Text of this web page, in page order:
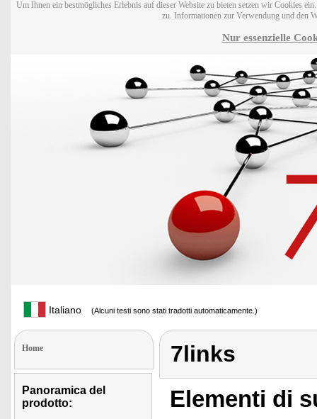
Um Ihnen ein bestmögliches Erlebnis auf dieser Website zu bieten setzen wir Cookies
zu. Informationen zur Verwendung und den
Nur essenzielle
Italiano (Alcuni testi sono stati tradotti automaticamente.)
Home
Panoramica del
prodotto:
7links
Elementi di